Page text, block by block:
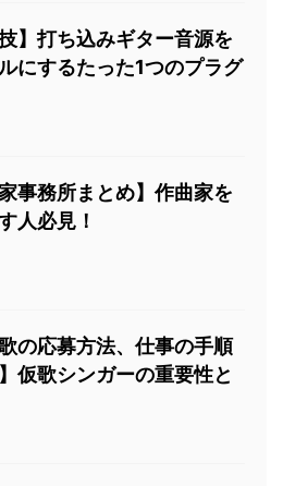
技】打ち込みギター音源を
にするたった1つのプラグ
家事務所まとめ】作曲家を
人必見！
歌の応募方法、仕事の手順
仮歌シンガーの重要性と